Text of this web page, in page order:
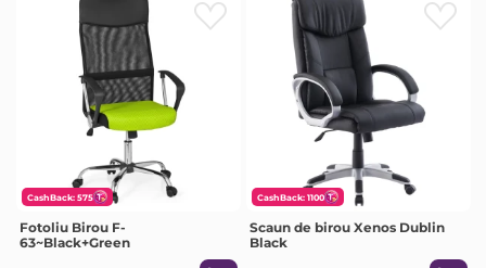
CashBack: 575
Fotoliu Birou F-
63~Black+Green
CashBack: 1100
Scaun de birou Xenos Dublin
Black